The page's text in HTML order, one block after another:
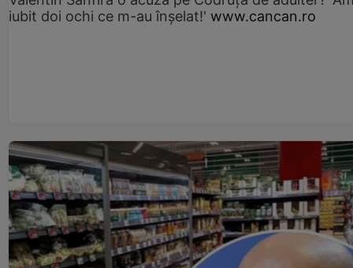
iubit doi ochi ce m-au înșelat!' www.cancan.ro